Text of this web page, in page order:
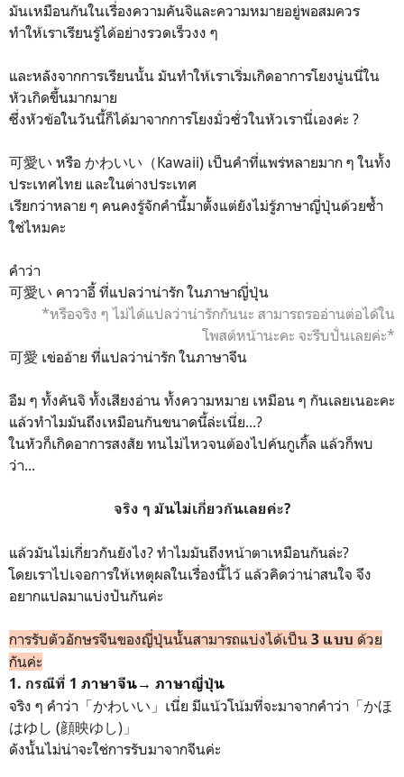
มันเหมือนกันในเรื่องความคันจิและความหมายอยู่พอสมควร
ทำให้เราเรียนรู้ได้อย่างรวดเร็วงง ๆ
และหลังจากการเรียนนั้น มันทำให้เราเริ่มเกิดอาการโยงนู่นนี่ใน
หัวเกิดขึ้นมากมาย
ซึ่งหัวข้อในวันนี้ก็ได้มาจากการโยงมั่วซั่วในหัวเรานี่เองค่ะ ?
可愛い หรือ かわいい（Kawaii) เป็นคำที่แพร่หลายมาก ๆ ในทั้ง
ประเทศไทย และในต่างประเทศ
เรียกว่าหลาย ๆ คนคงรู้จักคำนี้มาตั้งแต่ยังไม่รู้ภาษาญี่ปุ่นด้วยซ้ำ
ใช่ไหมคะ
คำว่า
可愛い คาวาอี้ ที่แปลว่าน่ารัก ในภาษาญี่ปุ่น
*หรือจริง ๆ ไม่ได้แปลว่าน่ารักกันนะ สามารถรออ่านต่อได้ใน
โพสต์หน้านะคะ จะรีบปั่นเลยค่ะ*
可愛 เข่ออ้าย ที่แปลว่าน่ารัก ในภาษาจีน
อืม ๆ ทั้งคันจิ ทั้งเสียงอ่าน ทั้งความหมาย เหมือน ๆ กันเลยเนอะคะ
แล้วทำไมมันถึงเหมือนกันขนาดนี้ล่ะเนี่ย...?
ในหัวก็เกิดอาการสงสัย ทนไม่ไหวจนต้องไปค้นกูเกิ้ล แล้วก็พบ
ว่า...
จริง ๆ มันไม่เกี่ยวกันเลยค่ะ?
แล้วมันไม่เกี่ยวกันยังไง? ทำไมมันถึงหน้าตาเหมือนกันล่ะ?
โดยเราไปเจอการให้เหตุผลในเร่ื่องนี้ไว้ แล้วคิดว่าน่าสนใจ จึง
อยากแปลมาแบ่งปันกันค่ะ
การรับตัวอักษรจีนของญี่ปุ่นนั้นสามารถแบ่งได้เป็น 3 แบบ ด้วย
กันค่ะ
1. กรณีที่ 1 ภาษาจีน→ ภาษาญี่ปุ่น
จริง ๆ คำว่า「かわいい」เนี่ย มีแน้วโน้มที่จะมาจากคำว่า「かほ
はゆし (顔映ゆし)」
ดังนั้นไม่น่าจะใช่การรับมาจากจีนค่ะ